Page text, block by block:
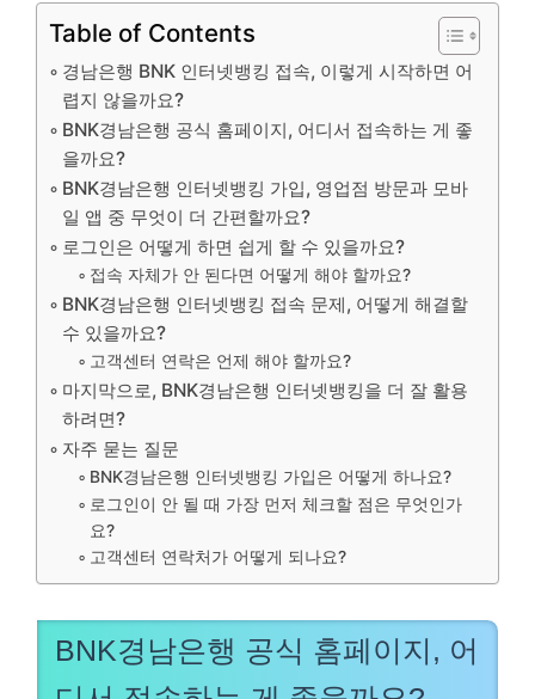
Table of Contents
경남은행 BNK 인터넷뱅킹 접속, 이렇게 시작하면 어
렵지 않을까요?
BNK경남은행 공식 홈페이지, 어디서 접속하는 게 좋
을까요?
BNK경남은행 인터넷뱅킹 가입, 영업점 방문과 모바
일 앱 중 무엇이 더 간편할까요?
로그인은 어떻게 하면 쉽게 할 수 있을까요?
접속 자체가 안 된다면 어떻게 해야 할까요?
BNK경남은행 인터넷뱅킹 접속 문제, 어떻게 해결할
수 있을까요?
고객센터 연락은 언제 해야 할까요?
마지막으로, BNK경남은행 인터넷뱅킹을 더 잘 활용
하려면?
자주 묻는 질문
BNK경남은행 인터넷뱅킹 가입은 어떻게 하나요?
로그인이 안 될 때 가장 먼저 체크할 점은 무엇인가
요?
고객센터 연락처가 어떻게 되나요?
BNK경남은행 공식 홈페이지, 어